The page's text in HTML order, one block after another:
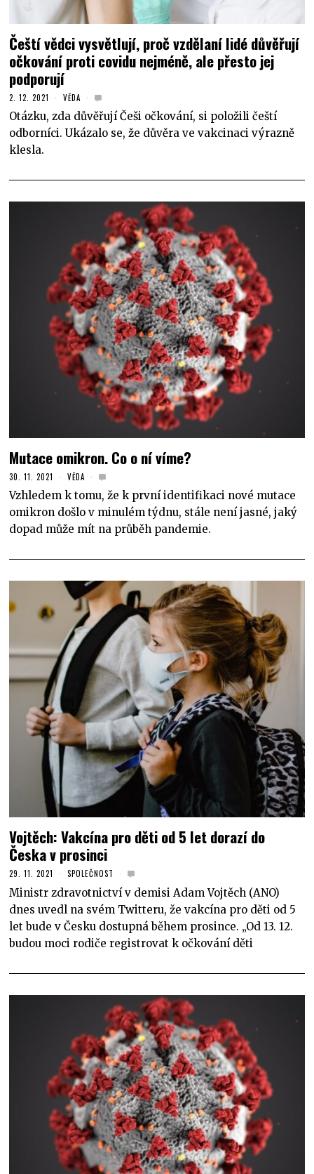
Čeští vědci vysvětlují, proč vzdělaní lidé důvěřují
očkování proti covidu nejméně, ale přesto jej
podporují
2. 12. 2021 VĚDA
Otázku, zda důvěřují Češi očkování, si položili čeští
odborníci. Ukázalo se, že důvěra ve vakcinaci výrazně
klesla.
Mutace omikron. Co o ní víme?
30. 11. 2021 VĚDA
Vzhledem k tomu, že k první identifikaci nové mutace
omikron došlo v minulém týdnu, stále není jasné, jaký
dopad může mít na průběh pandemie.
Vojtěch: Vakcína pro děti od 5 let dorazí do
Česka v prosinci
29. 11. 2021 SPOLEČNOST
Ministr zdravotnictví v demisi Adam Vojtěch (ANO)
dnes uvedl na svém Twitteru, že vakcína pro děti od 5
let bude v Česku dostupná během prosince. „Od 13. 12.
budou moci rodiče registrovat k očkování děti